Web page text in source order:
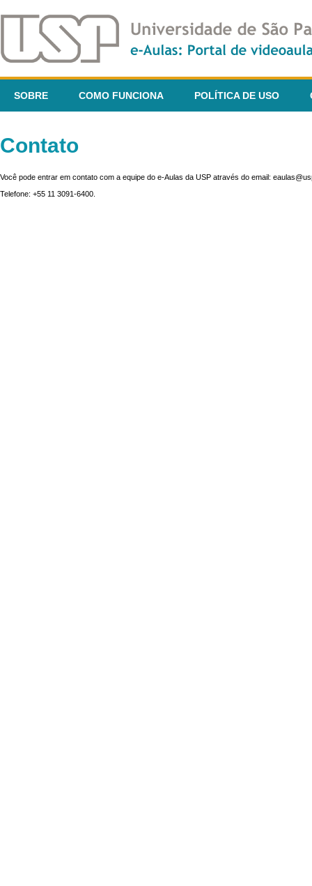
SOBRE COMO FUNCIONA POLÍTICA DE USO
Contato
Você pode entrar em contato com a equipe do e-Aulas da USP através do email:
Telefone: +55 11 3091-6400.